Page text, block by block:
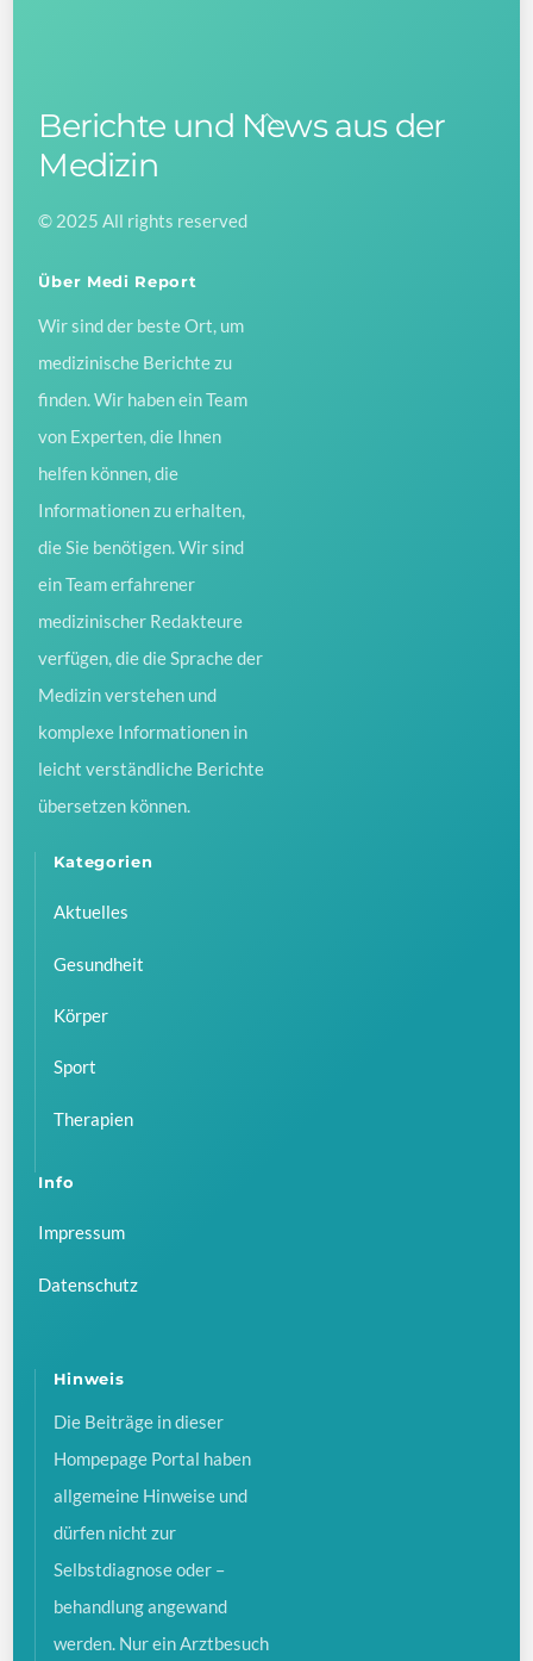
Back
Berichte und News aus der
Medizin
© 2025 All rights reserved
Über Medi Report
Wir sind der beste Ort, um
medizinische Berichte zu
finden. Wir haben ein Team
von Experten, die Ihnen
helfen können, die
Informationen zu erhalten,
die Sie benötigen. Wir sind
ein Team erfahrener
medizinischer Redakteure
verfügen, die die Sprache der
Medizin verstehen und
komplexe Informationen in
leicht verständliche Berichte
übersetzen können.
Kategorien
Aktuelles
Gesundheit
Körper
Sport
Therapien
Info
Impressum
Datenschutz
Hinweis
Die Beiträge in dieser
Hompepage Portal haben
allgemeine Hinweise und
dürfen nicht zur
Selbstdiagnose oder –
behandlung angewand
werden. Nur ein Arztbesuch